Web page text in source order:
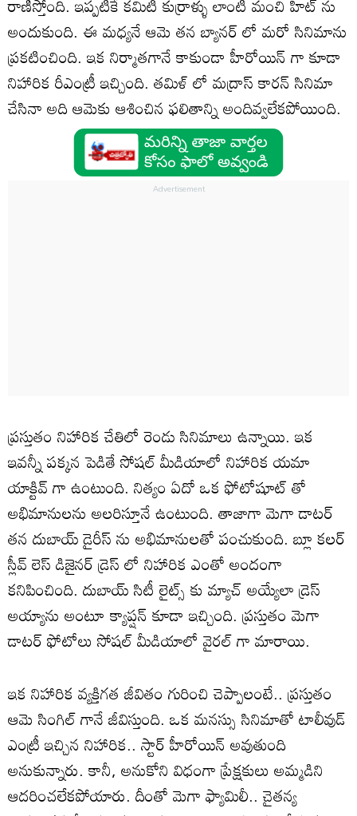
అందుకుంది. ఈ మధ్యనే ఆమె తన బ్యానర్ లో మరో సినిమాను
ప్రకటించింది. ఇక నిర్మాతగానే కాకుండా హీరోయిన్ గా కూడా
నిహారిక రీఎంట్రీ ఇచ్చింది. తమిళ్ లో మద్రాస్ కారన్ సినిమా
చేసినా అది ఆమెకు ఆశించిన ఫలితాన్ని అందివ్వలేకపోయింది.
ప్రస్తుతం నిహారిక చేతిలో రెండు సినిమాలు ఉన్నాయి. ఇక
ఇవన్నీ పక్కన పెడితే సోషల్ మీడియాలో నిహారిక యమా
యాక్టివ్ గా ఉంటుంది. నిత్యం ఏదో ఒక ఫోటోషూట్ తో
అభిమానులను అలరిస్తూనే ఉంటుంది. తాజాగా మెగా డాటర్
తన దుబాయ్ డైరీస్ ను అభిమానులతో పంచుకుంది. బ్లూ కలర్
స్లీవ్ లెస్ డిజైనర్ డ్రెస్ లో నిహారిక ఎంతో అందంగా
కనిపించింది. దుబాయ్ సిటీ లైట్స్ కు మ్యాచ్ అయ్యేలా డ్రెస్
అయ్యాను అంటూ క్యాప్షన్ కూడా ఇచ్చింది. ప్రస్తుతం మెగా
డాటర్ ఫోటోలు సోషల్ మీడియాలో వైరల్ గా మారాయి.
ఇక నిహారిక వ్యక్తిగత జీవితం గురించి చెప్పాలంటే.. ప్రస్తుతం
ఆమె సింగిల్ గానే జీవిస్తుంది. ఒక మనస్సు సినిమాతో టాలీవుడ్
ఎంట్రీ ఇచ్చిన నిహారిక.. స్టార్ హీరోయిన్ అవుతుంది
అనుకున్నారు. కానీ, అనుకోని విధంగా ప్రేక్షకులు అమ్మడిని
ఆదరించలేకపోయారు. దీంతో మెగా ఫ్యామిలీ.. చైతన్య